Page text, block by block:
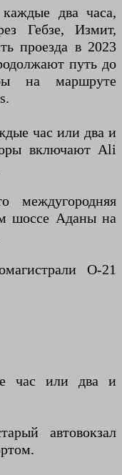
два часа,
Гебзе, Измит,
проезда в 2023
путь до
на маршруте
час или два и
включают Ali
шоссе Аданы на
O-21
час или два и
автовокзал